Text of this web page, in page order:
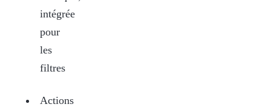
intégrée
pour
les
filtres
Actions